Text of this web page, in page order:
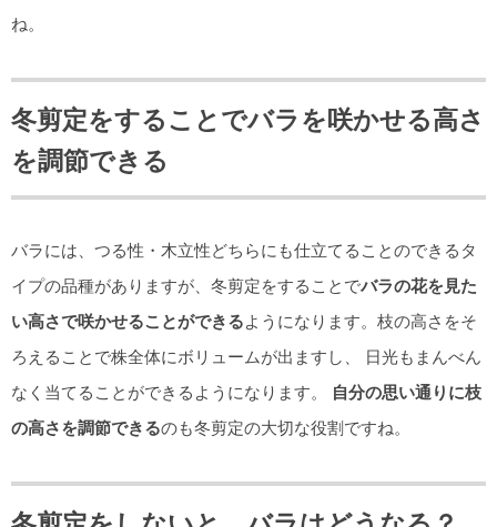
ね。
冬剪定をすることでバラを咲かせる高さ
を調節できる
バラには、つる性・木立性どちらにも仕立てることのできるタ
イプの品種がありますが、冬剪定をすることでバラの花を見た
い高さで咲かせることができるようになります。枝の高さをそ
ろえることで株全体にボリュームが出ますし、 日光もまんべん
なく当てることができるようになります。
自分の思い通りに枝
の高さを調節できるのも冬剪定の大切な役割ですね。